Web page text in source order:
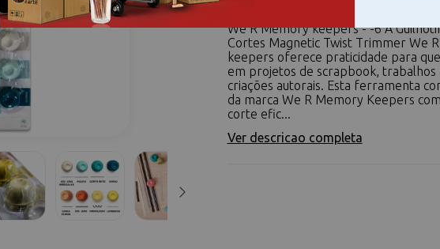
We R Memory keepers - -6 A
Cortes Magnetic Twist Trimmer We
keepers oferece praticidade para
em projetos de scrapbook, trabalhos
criações autorais. Esta ferramenta
da marca We R Memory Keepers
corte efic...
Ver descricao completa